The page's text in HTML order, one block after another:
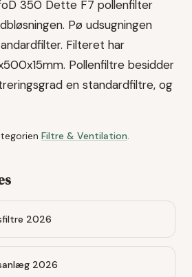
350 Dette F7 pollenfilter
Pø udsugningen
Filteret har
Pollenfiltre besidder
en standardfiltre, og
Filtre & Ventilation.
2026
2026